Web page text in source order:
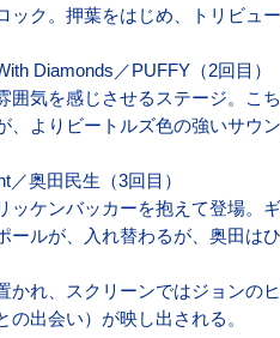
ック。押葉をはじめ、トリビュ
Diamonds／PUFFY（2回目）
囲気を感じさせるステージ。こ
、よりビートルズ色の強いサウ
／奥田民生（3回目）
ッケンバッカーを抱えて登場。
ールが、入れ替わるが、奥田は
かれ、スクリーンではジョンの
の出会い）が映し出される。